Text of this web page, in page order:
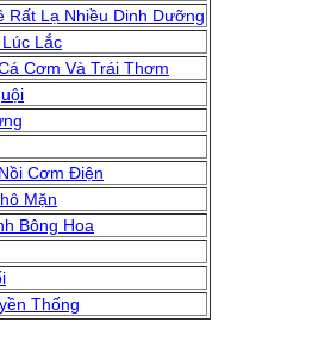
Rất Lạ Nhiều Dinh Dưỡng
Lắc
Cơm Và Trái Thơm
Cơm Điện
Mặn
Bông Hoa
Thống